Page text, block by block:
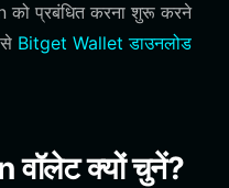
प्रबंधित करना शुरू करने
Bitget Wallet डाउनलोड
क्यों चुनें?